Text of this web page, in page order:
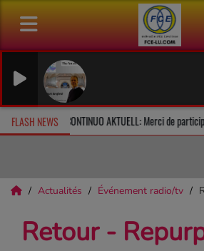
FLASH NEWS
10h CONTINUO AKTUELL: Merci de
Actualités Événement radio/tv
Retour -